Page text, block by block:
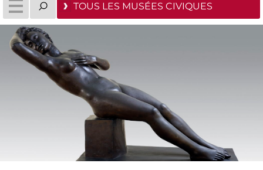
TOUS LES MUSÉES CIVIQUES